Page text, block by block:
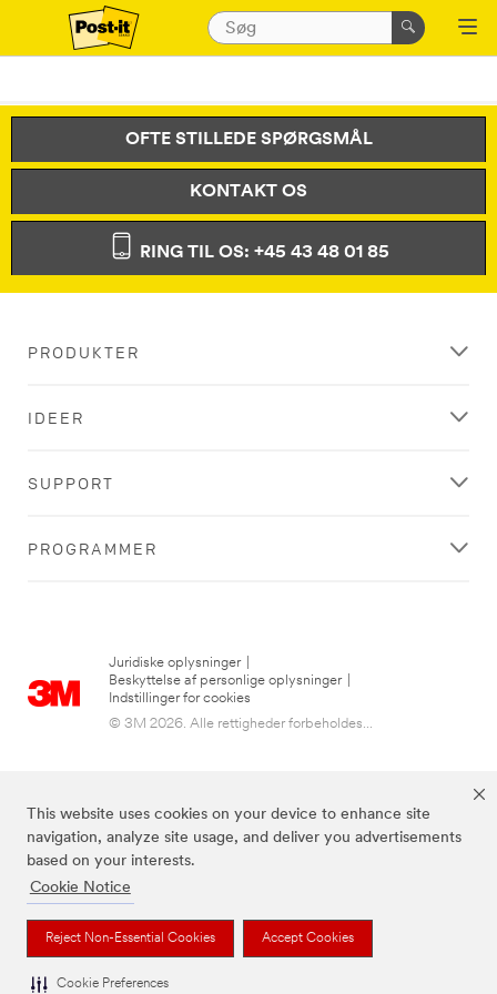
This website uses cookies on your device to enhance site
navigation, analyze site usage, and deliver you advertisements
based on your interests.
Cookie Notice
Reject Non-Essential Cookies Accept Cookies
Cookie Preferences
OFTE STILLEDE SPØRGSMÅL
KONTAKT OS
RING TIL OS: +45 43 48 01 85
PRODUKTER
IDEER
SUPPORT
PROGRAMMER
Juridiske oplysninger
Beskyttelse af personlige oplysninger
Indstillinger for cookies
© 3M 2026. Alle rettigheder forbeholdes...
3M, Post-it® og farven Canary Yellow™ er varemærker tilhørende 3M.